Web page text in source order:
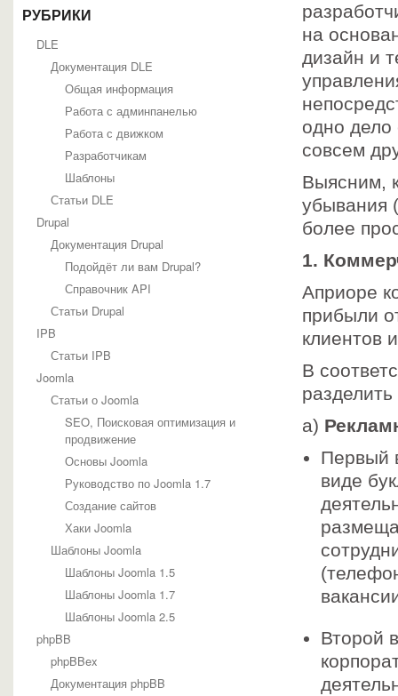
РУБРИКИ
DLE
Документация DLE
Общая информация
Работа с админпанелью
Работа с движком
Разработчикам
Шаблоны
Статьи DLE
Drupal
Документация Drupal
Подойдёт ли вам Drupal?
Справочник API
Статьи Drupal
IPB
Статьи IPB
Joomla
Статьи о Joomla
SEO, Поисковая оптимизация и
продвижение
Основы Joomla
Руководство по Joomla 1.7
Создание сайтов
Хаки Joomla
Шаблоны Joomla
Шаблоны Joomla 1.5
Шаблоны Joomla 1.7
Шаблоны Joomla 2.5
phpBB
phpBBex
Документация phpBB
на
дизайн и
одно
совсем
Выясним,
убывания
более
1.
Априоре
прибыли
клиентов
В
а)
виде
Второй